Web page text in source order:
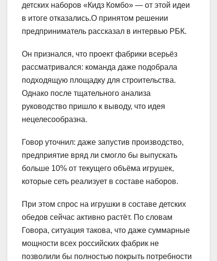
детских наборов «Кидз Комбо» — от этой идеи
в итоге отказались.О принятом решении
предприниматель рассказал в интервью РБК.
Он признался, что проект фабрики всерьёз
рассматривался: команда даже подобрала
подходящую площадку для строительства.
Однако после тщательного анализа
руководство пришло к выводу, что идея
нецелесообразна.
Говор уточнил: даже запустив производство,
предприятие вряд ли смогло бы выпускать
больше 10% от текущего объёма игрушек,
которые сеть реализует в составе наборов.
При этом спрос на игрушки в составе детских
обедов сейчас активно растёт. По словам
Говора, ситуация такова, что даже суммарные
мощности всех российских фабрик не
позволили бы полностью покрыть потребности